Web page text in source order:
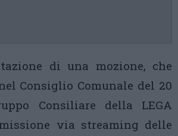
di una mozione, che
Consiglio Comunale del 20
Consiliare della LEGA
via streaming delle